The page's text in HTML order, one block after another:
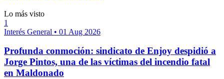
Lo más visto
1
Interés General • 01 Aug 2026
Profunda conmoción: sindicato de Enjoy despidió a
Jorge Pintos, una de las víctimas del incendio fatal
en Maldonado